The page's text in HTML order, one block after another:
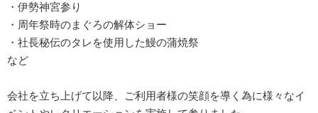
・伊勢神宮参り
・周年祭時のまぐろの解体ショー
・社長秘伝のタレを使用した鰻の蒲焼祭
など
会社を立ち上げて以降、ご利用者様の笑顔を導く為に様々なイ